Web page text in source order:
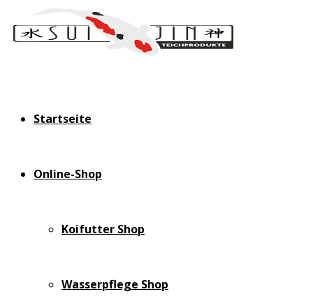
Startseite
Online-Shop
Koifutter Shop
Wasserpflege Shop